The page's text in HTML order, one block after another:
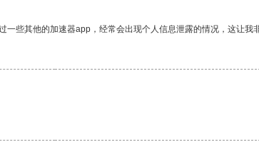
些其他的加速器app，经常会出现个人信息泄露的情况，这让我